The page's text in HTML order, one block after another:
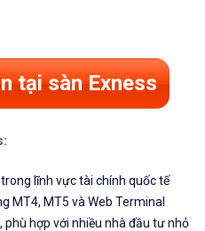
tại sàn Exness
lĩnh vực tài chính quốc tế
MT4, MT5 và Web Terminal
phù hợp với nhiều nhà đầu tư nhỏ